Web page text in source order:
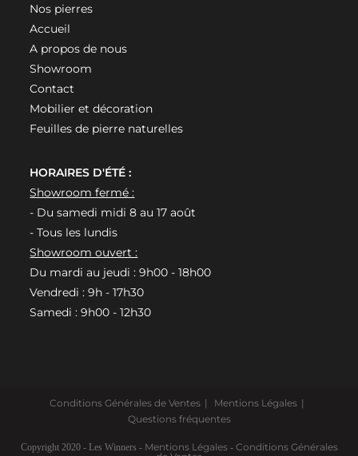
Nos pierres
Accueil
A propos de nous
Showroom
Contact
Mobilier et décoration
Feuilles de pierre naturelles
HORAIRES D'ÉTÉ :
Showroom fermé :
- Du samedi midi 8 au 17 août
- Tous les lundis
Showroom ouvert :
Du mardi au jeudi : 9h00 - 18h00
Vendredi : 9h - 17h30
Samedi : 9h00 - 12h30
Conditions Générales de Ventes
Mentions Légales
Questions fréquentes
Copyright 2020 - Les Winners - Mentions Légales- Conditions Générales